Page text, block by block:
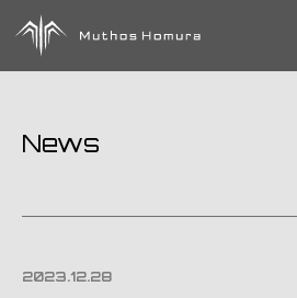
News
2023.12.28